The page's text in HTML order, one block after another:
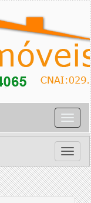
Toggle
Toggle